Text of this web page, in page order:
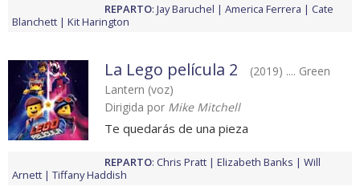
REPARTO: Jay Baruchel America Ferrera
Cate
Blanchett
Kit Harington
La Lego película 2
(2019) .... Green
Lantern (voz)
Dirigida por Mike Mitchell
Te quedarás de una pieza
REPARTO: Chris Pratt Elizabeth Banks
Will
Arnett
Tiffany Haddish